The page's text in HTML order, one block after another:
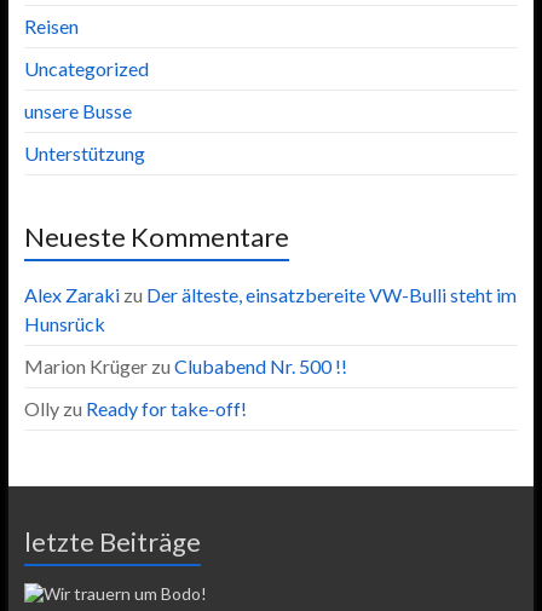
Reisen
Uncategorized
unsere Busse
Unterstützung
Neueste Kommentare
Alex Zarakizu Der älteste, einsatzbereite VW-Bulli steht im
Hunsrück
Marion Krügerzu Clubabend Nr. 500 !!
Ollyzu Ready for take-off!
letzte Beiträge